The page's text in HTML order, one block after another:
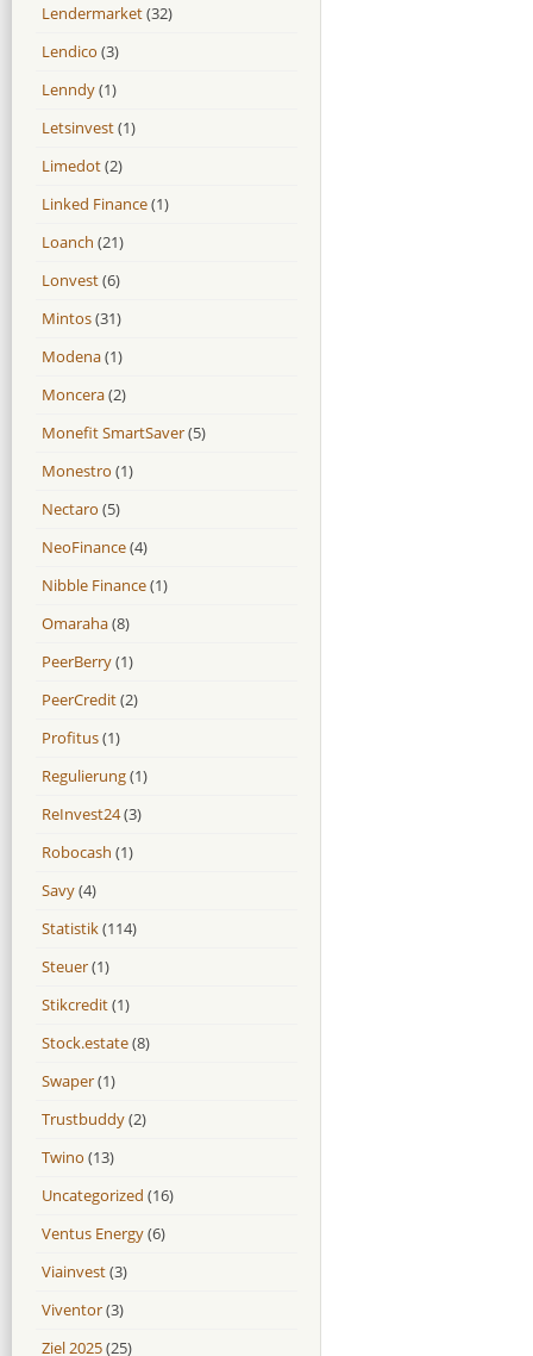
Lendermarket(32)
Lendico (3)
Lenndy(1)
Letsinvest(1)
Limedot(2)
Linked Finance(1)
Loanch (21)
Lonvest(6)
Mintos(31)
Modena(1)
Moncera(2)
Monefit SmartSaver(5)
Monestro (1)
Nectaro (5)
NeoFinance(4)
Nibble Finance(1)
Omaraha(8)
PeerBerry(1)
PeerCredit(2)
Profitus(1)
Regulierung(1)
ReInvest24(3)
Robocash (1)
Savy(4)
Statistik(114)
Steuer(1)
Stikcredit(1)
Stock.estate(8)
Swaper(1)
Trustbuddy(2)
Twino (13)
Uncategorized (16)
Ventus Energy(6)
Viainvest(3)
Viventor(3)
Ziel 2025(25)